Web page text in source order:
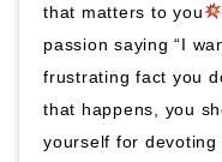
that matters to you
passion saying “I
frustrating fact you
that happens, you
yourself for devoting